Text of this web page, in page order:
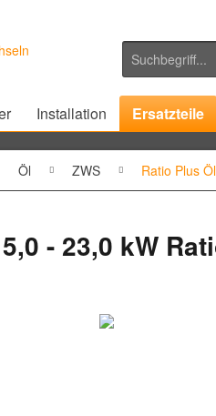
Installation Ersatzteile
Öl ZWS Ratio Plus Öl
- 23,0 kW